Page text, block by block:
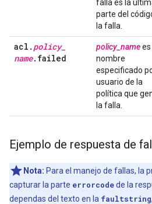
falla es la
parte del
la falla.
acl . policy_
name. failed
policy_namees
nombre
especificado
usuario de la
política que
la falla.
Ejemplo de respuesta de
Nota: Para el manejo de fallas, la
capturar la parte errorcodede la
dependas del texto en la faultstring